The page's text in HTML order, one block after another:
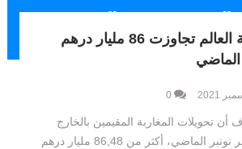
تحويلات مغاربة العالم تجاوزت 86 مليار درهم
0
تحويلات المغاربة المقيمين بالخارج
بلغت حتى متم شهر نونبر الماضي، أكثر من 86,48 مليار درهم